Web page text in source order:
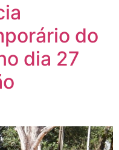
do
dia 27